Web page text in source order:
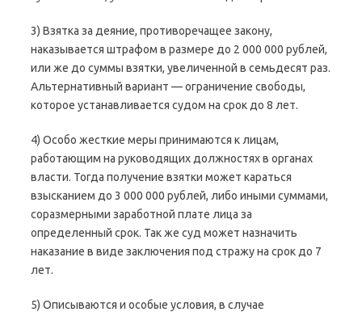
3) Взятка за деяние, противоречащее закону,
наказывается штрафом в размере до 2 000 000 рублей,
или же до суммы взятки, увеличенной в семьдесят раз.
Альтернативный вариант — ограничение свободы,
которое устанавливается судом на срок до 8 лет.
4) Особо жесткие меры принимаются к лицам,
работающим на руководящих должностях в органах
власти. Тогда получение взятки может караться
взысканием до 3 000 000 рублей, либо иными суммами,
соразмерными заработной плате лица за
определенный срок. Так же суд может назначить
наказание в виде заключения под стражу на срок до 7
лет.
5) Описываются и особые условия, в случае